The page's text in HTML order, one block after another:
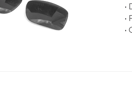
•
•
•